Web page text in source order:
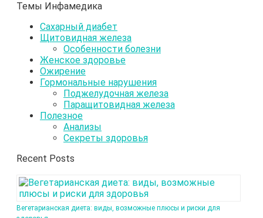
Темы Инфамедика
Сахарный диабет
Щитовидная железа
Особенности болезни
Женское здоровье
Ожирение
Гормональные нарушения
Поджелудочная железа
Паращитовидная железа
Полезное
Анализы
Секреты здоровья
Recent Posts
Вегетарианская диета: виды, возможные плюсы и риски для